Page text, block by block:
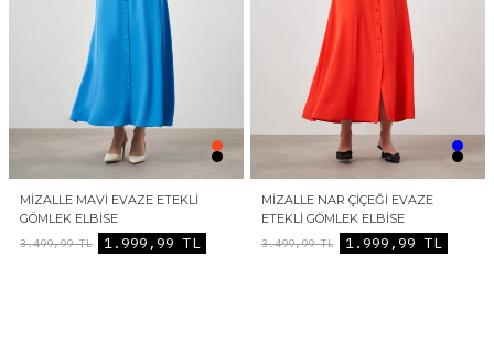
MIZALLE MAVI EVAZE ETEKLI
GÖMLEK ELBISE
3.499,99TL 1.999,99 TL
MIZALLE NAR ÇIÇEĞI EVAZE
ETEKLI GÖMLEK ELBISE
3.499,99TL 1.999,99 TL